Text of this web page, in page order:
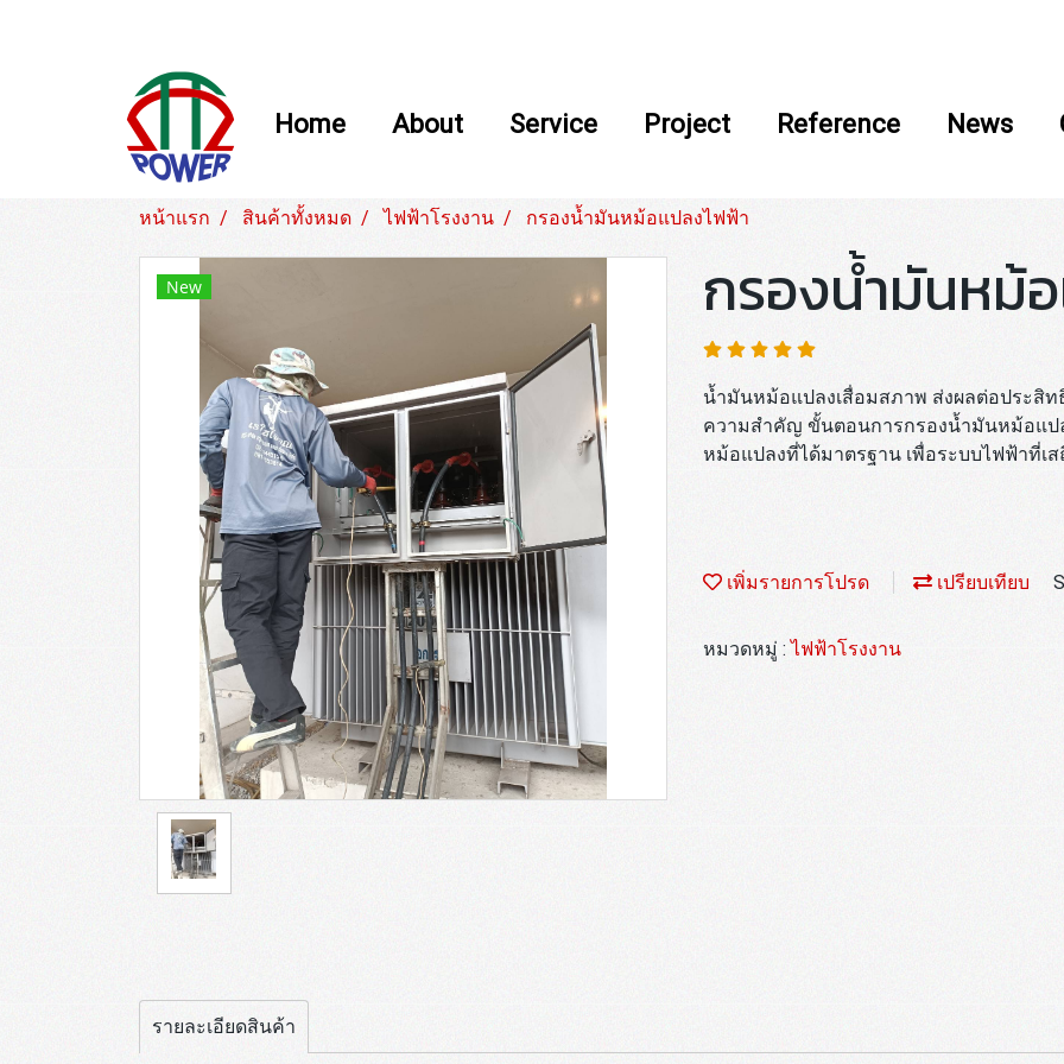
Home About Service Project Reference News
หน้าแรก สินค้าทั้งหมด ไฟฟ้าโรงงาน กรองน้ำมันหม้อแปลงไฟฟ้า
New กรองน้ำมันหม้
น้ำมันหม้อแปลงเสื่อมสภาพ ส่งผลต่อประสิ
ความสำคัญ ขั้นตอนการกรองน้ำมันหม้อแป
หม้อแปลงที่ได้มาตรฐาน เพื่อระบบไฟฟ้าที่เ
เพิ่มรายการโปรด เปรียบเทียบ
หมวดหมู่ :ไฟฟ้าโรงงาน
รายละเอียดสินค้า